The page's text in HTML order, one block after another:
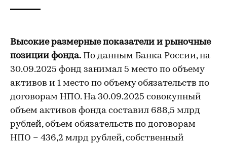
Высокие размерные показатели и рыночные
позиции фонда. По данным Банка России, на
30.09.2025 фонд занимал 5 место по объему
активов и 1 место по объему обязательств по
договорам НПО. На 30.09.2025 совокупный
объем активов фонда составил 688,5 млрд
рублей, объем обязательств по договорам
НПО – 436,2 млрд рублей, собственный